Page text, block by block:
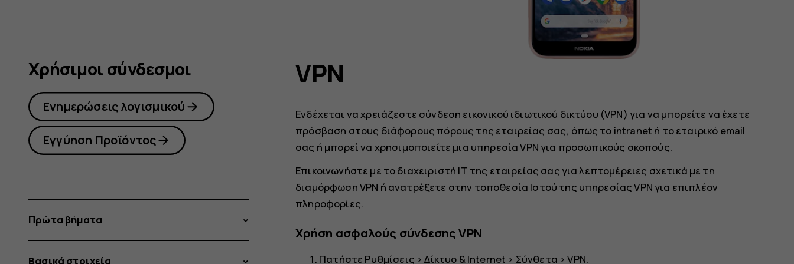
VPN
Ενδέχεται να χρειάζεστε σύνδεση εικονικού ιδιωτικού δικτύου (VPN) για να μπορείτε να έχετε
πρόσβαση στους διάφορους πόρους της εταιρείας σας, όπως το intranet ή το εταιρικό email
σας ή μπορεί να χρησιμοποιείτε μια υπηρεσία VPN για προσωπικούς σκοπούς.
Επικοινωνήστε με το διαχειριστή IT της εταιρείας σας για λεπτομέρειες σχετικά με τη
διαμόρφωση VPN ή ανατρέξετε στην τοποθεσία Ιστού της υπηρεσίας VPN για επιπλέον
πληροφορίες.
Χρήση ασφαλούς σύνδεσης VPN
Πατήστε Ρυθμίσεις >Δίκτυο & Internet > Σύνθετα >VPN.
Χρήσιμοι σύνδεσμοι
Ενημερώσεις λογισμικού
Εγγύηση Προϊόντος
Πρώτα βήματα
Βασικά στοιχεία